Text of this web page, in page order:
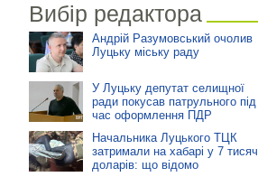
Вибір редактора
Андрій Разумовський очолив
Луцьку міську раду
У Луцьку депутат селищної
ради покусав патрульного під
час оформлення ПДР
Начальника Луцького ТЦК
затримали на хабарі у 7 тисяч
доларів: що відомо